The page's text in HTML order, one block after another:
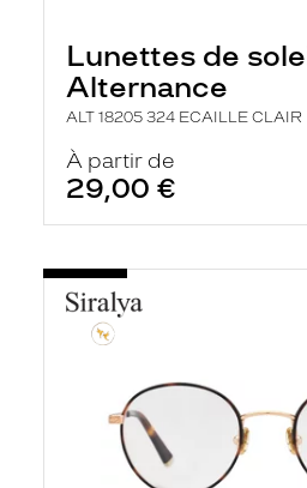
Lunettes de
Alternance
ALT 18205 324 ECAILLE CLAIR
À partir de
29,00 €